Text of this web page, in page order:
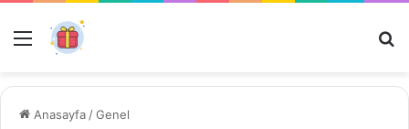
Menü
Anasayfa /Genel